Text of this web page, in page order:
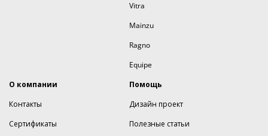
Vitra
Mainzu
Ragno
Equipe
О компании
Контакты
Сертификаты
Помощь
Дизайн проект
Полезные статьи